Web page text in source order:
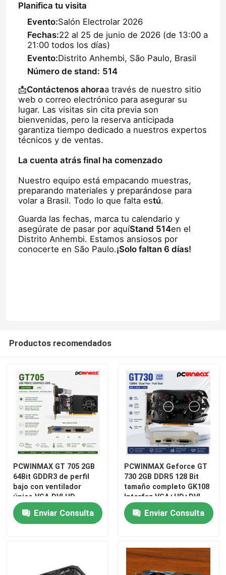
Vídeos
Sobre nosotros
Viaje de la fábrica
Control de calidad
Éntrenos en contacto con
Pida una cita
Tarjeta gráfica de minería
Planifica tu visita
Evento:Salón Electrolar 2026
Fechas:22 al 25 de junio de 2026 (de 13:00 a
21:00 todos los días)
Evento:Distrito Anhembi, São Paulo, Brasil
Número de stand: 514
📩Contáctenos ahoraa través de nuestro sitio
web o correo electrónico para asegurar su
lugar. Las visitas sin cita previa son
bienvenidas, pero la reserva anticipada
garantiza tiempo dedicado a nuestros expertos
técnicos y de ventas.
La cuenta atrás final ha comenzado
Nuestro equipo está empacando muestras,
preparando materiales y preparándose para
volar a Brasil. Todo lo que falta estú.
Guarda las fechas, marca tu calendario y
asegúrate de pasar por aquíStand 514en el
Distrito Anhembi. Estamos ansiosos por
conocerte en São Paulo.¡Solo faltan 6 días!
Productos recomendados
PCWINMAX GT 705 2GB
64Bit GDDR3 de perfil
bajo con ventilador
único VGA DVI HD
Puerto GPU Tarjeta
gráfica para escritorio
Enviar Consulta
PCWINMAX Geforce GT
730 2GB DDR5 128 Bit
tamaño completo GK108
Interfaz VGA+HD+DVI
Tarjetas gráficas para
juegos con doble
ventilador
Enviar Consulta